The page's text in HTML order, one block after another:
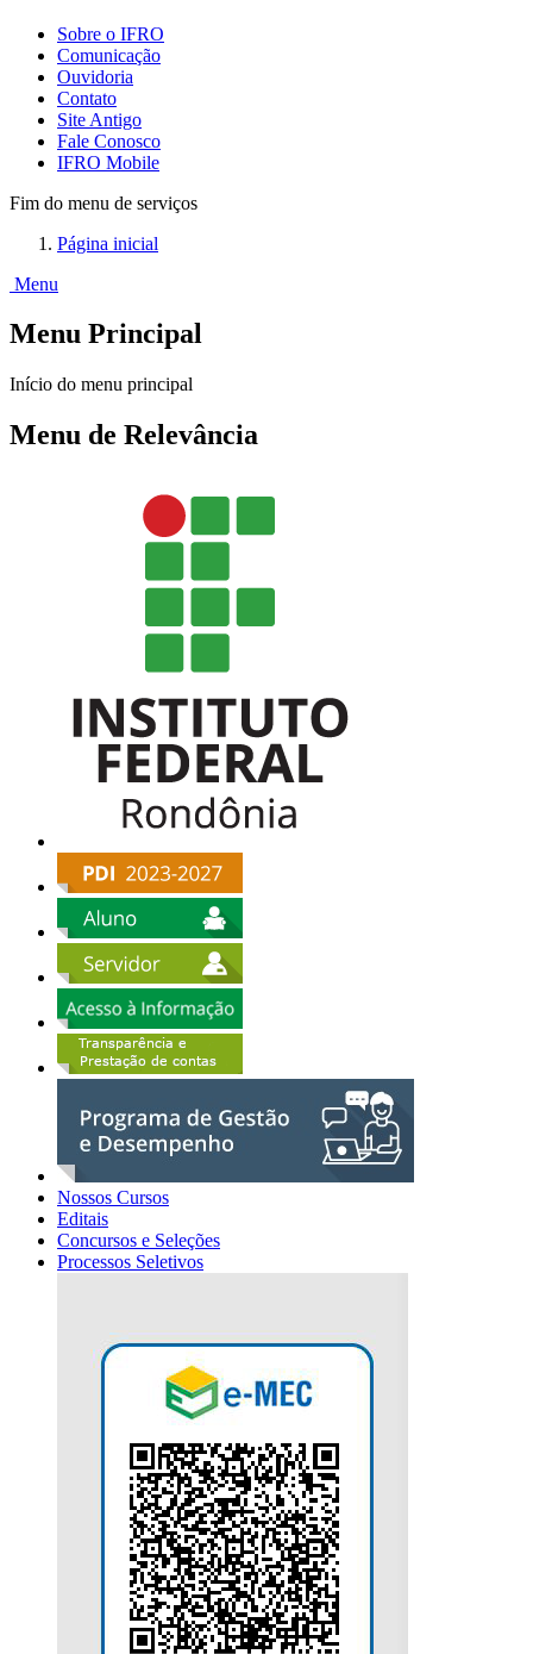
Sobre o IFRO
Comunicação
Ouvidoria
Contato
Site Antigo
Fale Conosco
IFRO Mobile
Fim do menu de serviços
Página inicial
Menu
Menu Principal
Início do menu principal
Menu de Relevância
Nossos Cursos
Editais
Concursos e Seleções
Processos Seletivos